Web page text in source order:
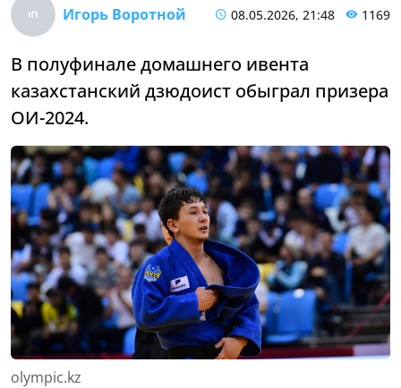
Игорь Воротной 08.05.2026, 21:48 1169
В полуфинале домашнего ивента
казахстанский дзюдоист обыграл призера
ОИ-2024.
olympic.kz